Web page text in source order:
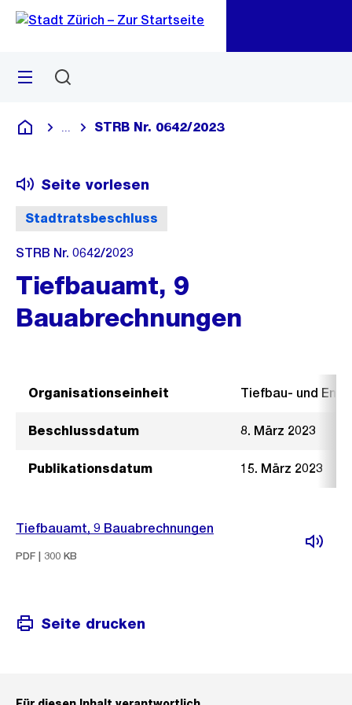
Navigation
Sprunglink
Menü
Deutsch
Blende alle Breadcrumbs ein
STRB Nr. 0642/2023
Stadtratsbeschluss
Seite vorlesen
STRB Nr. 0642/2023
Tiefbauamt, 9
Bauabrechnungen
Organisationseinheit Tiefbau- und
Beschlussdatum 8. März 2023
Publikationsdatum 15. März 2023
Tiefbauamt, 9 Bauabrechnungen
PDF | 300 KB
Seite drucken